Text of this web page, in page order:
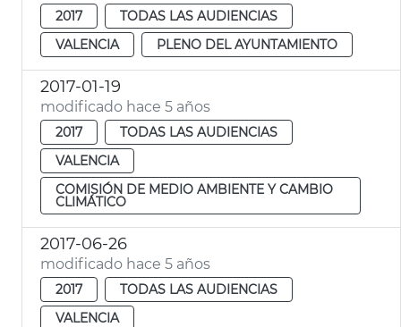
2017
TODAS LAS AUDIENCIAS
VALENCIA
PLENO DEL AYUNTAMIENTO
2017-01-19
modificado hace 5 años
2017
TODAS LAS AUDIENCIAS
VALENCIA
COMISIÓN DE MEDIO AMBIENTE Y CAMBIO
CLIMÁTICO
2017-06-26
modificado hace 5 años
2017
TODAS LAS AUDIENCIAS
VALENCIA